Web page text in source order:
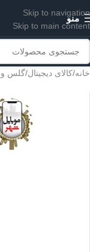
Skip to navigation
Skip to main content
منو
خانه کالای دیجیتال گلس و
IPHONE 16 PROMAX